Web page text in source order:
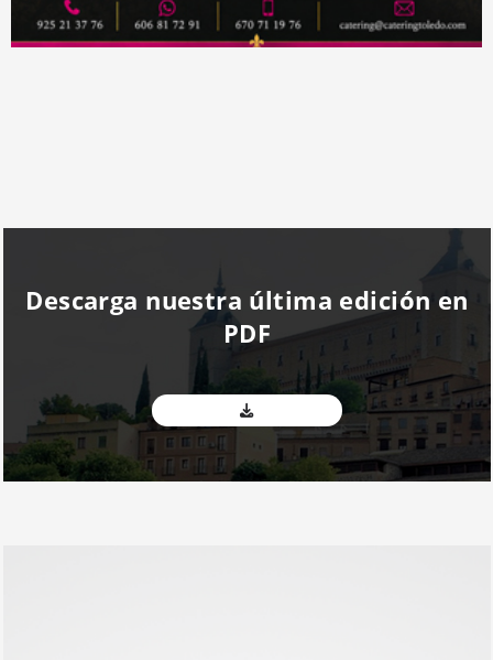
Descarga nuestra última edición en
PDF